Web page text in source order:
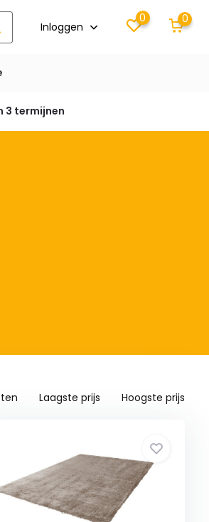
Inloggen
0 0
3 termijnen
Laagste prijs Hoogste prijs